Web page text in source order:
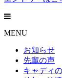
MENU
お知らせ
先輩の声
キャディ